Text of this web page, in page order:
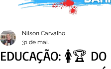
EDUCAÇÃO: 🚺🏆 DO
Nilson Carvalho
31 de mai.